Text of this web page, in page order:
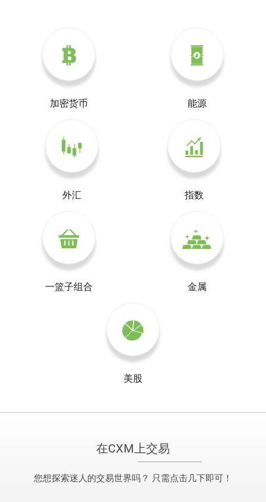
加密货币 能源
外汇 指数
一篮子组合 金属
美股
在CXM上交易
您想探索迷人的交易世界吗？ 只需点击几下即可！